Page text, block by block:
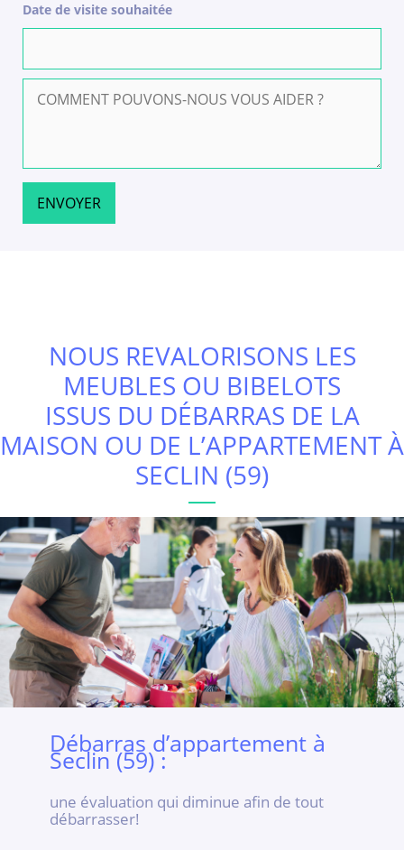
Date de visite souhaitée
NOUS REVALORISONS LES
MEUBLES OU BIBELOTS
ISSUS DU DÉBARRAS DE LA
MAISON OU DE L’APPARTEMENT À
SECLIN (59)
Débarras d’appartement à
Seclin (59) :
une évaluation qui diminue afin de tout
débarrasser!